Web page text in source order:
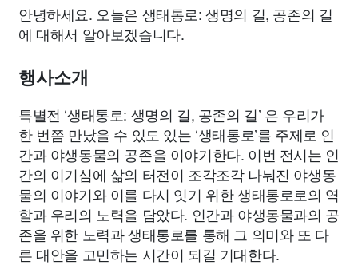
부동산 외국어
안녕하세요. 오늘은 생태통로: 생명의 길, 공존의 길
에 대해서 알아보겠습니다.
행사소개
특별전 ‘생태통로: 생명의 길, 공존의 길’ 은 우리가
한 번쯤 만났을 수 있도 있는 ‘생태통로’를 주제로 인
간과 야생동물의 공존을 이야기한다. 이번 전시는 인
간의 이기심에 삶의 터전이 조각조각 나눠진 야생동
물의 이야기와 이를 다시 잇기 위한 생태통로로의 역
할과 우리의 노력을 담았다. 인간과 야생동물과의 공
존을 위한 노력과 생태통로를 통해 그 의미와 또 다
른 대안을 고민하는 시간이 되길 기대한다.